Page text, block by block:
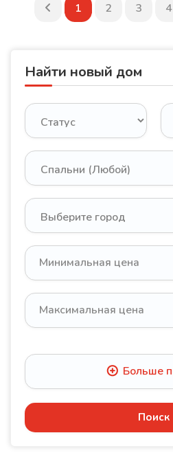
1 2 3 4
Найти новый дом
Поиск